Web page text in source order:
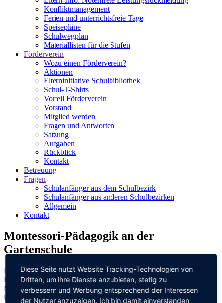
Konfliktmanagement
Ferien und unterrichtsfreie Tage
Speisepläne
Schulwegplan
Materiallisten für die Stufen
Förderverein
Wozu einen Förderverein?
Aktionen
Elterninitiative Schulbibliothek
Schul-T-Shirts
Vorteil Förderverein
Vorstand
Mitglied werden
Fragen und Antworten
Satzung
Aufgaben
Rückblick
Kontakt
Betreuung
Fragen
Schulanfänger aus dem Schulbezirk
Schulanfänger aus anderen Schulbezirken
Allgemein
Kontakt
Montessori-Pädagogik an der
Gartenschule
Demokratiebildung
Eigenes Konzept für die Einschulung
Medienbildung
Unser Bild vom Kind
Diese Seite nutzt Website Tracking-Technologien von
Dritten, um ihre Dienste anzubieten, stetig zu
verbessern und Werbung entsprechend der Interessen
der Nutzer anzuzeigen. Ich bin damit einverstanden